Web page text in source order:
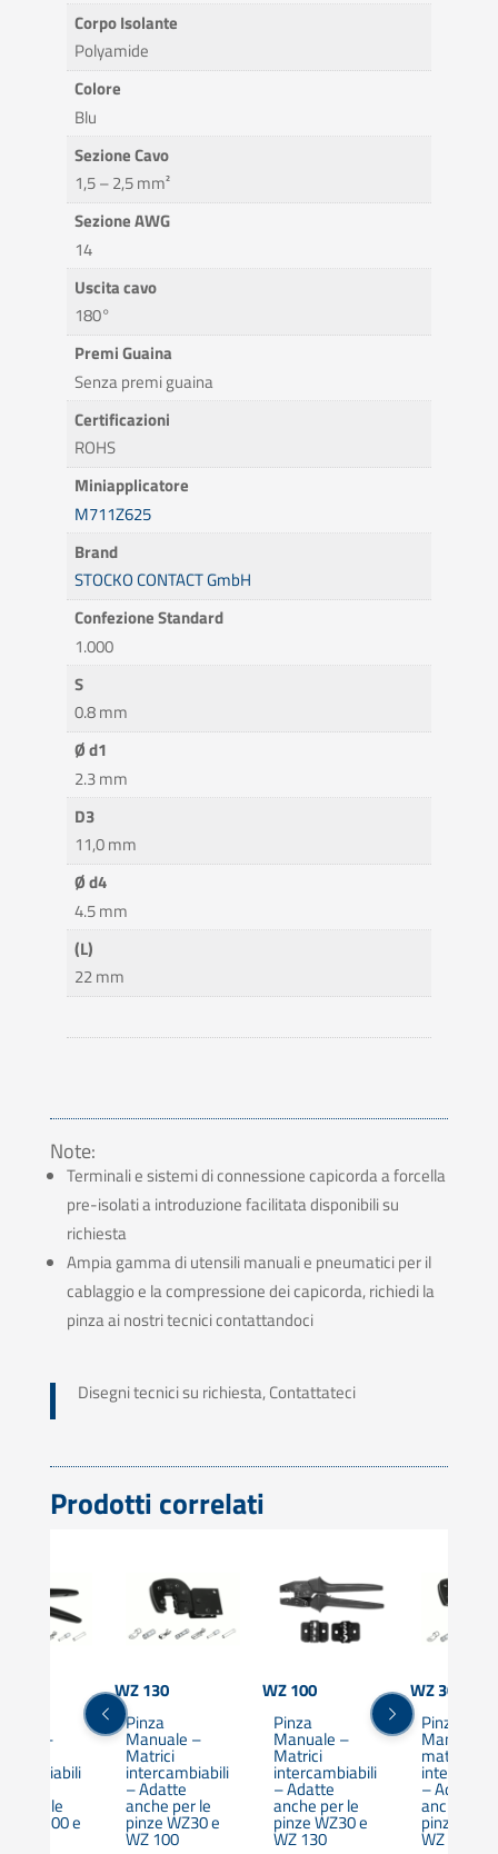
Corpo Isolante
Polyamide
Colore
Blu
Sezione Cavo
1,5 – 2,5 mm²
Sezione AWG
14
Uscita cavo
180°
Premi Guaina
Senza premi guaina
Certificazioni
ROHS
Miniapplicatore
M711Z625
Brand
STOCKO CONTACT GmbH
Confezione Standard
1.000
S
0.8 mm
Ø d1
2.3 mm
D3
11,0 mm
Ø d4
4.5 mm
(L)
22 mm
Note:
Terminali e sistemi di connessione capicorda a forcella
pre-isolati a introduzione facilitata disponibili su
richiesta
Ampia gamma di utensili manuali e pneumatici per il
cablaggio e la compressione dei capicorda, richiedi la
pinza ai nostri tecnici contattandoci
Disegni tecnici su richiesta, Contattateci
Prodotti correlati
–
per le
WZ100 e
WZ 130
Pinza
Manuale –
Matrici
intercambiabili
– Adatte
anche per le
pinze WZ30 e
WZ 100
WZ 100
Pinza
Manuale –
Matrici
intercambiabili
– Adatte
anche per le
pinze WZ30 e
WZ 130
WZ 30 L
Pinza
Manuale a
matrici
– Adatte
anche per
pinze
WZ 130